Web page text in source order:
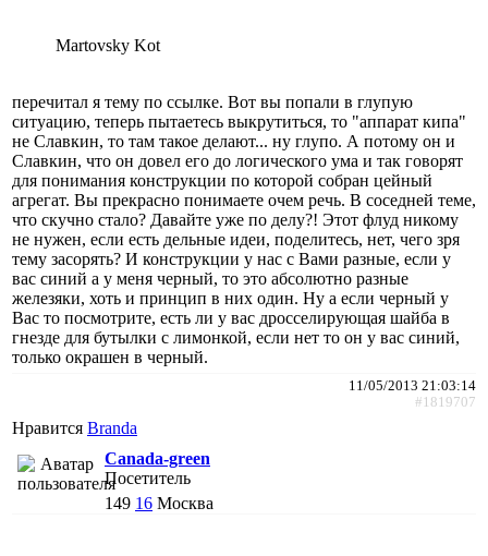
Martovsky Kot
перечитал я тему по ссылке. Вот вы попали в глупую
ситуацию, теперь пытаетесь выкрутиться, то "аппарат кипа"
не Славкин, то там такое делают... ну глупо. А потому он и
Славкин, что он довел его до логического ума и так говорят
для понимания конструкции по которой собран цейный
агрегат. Вы прекрасно понимаете очем речь. В соседней теме,
что скучно стало? Давайте уже по делу?! Этот флуд никому
не нужен, если есть дельные идеи, поделитесь, нет, чего зря
тему засорять? И конструкции у нас с Вами разные, если у
вас синий а у меня черный, то это абсолютно разные
железяки, хоть и принцип в них один. Ну а если черный у
Вас то посмотрите, есть ли у вас дросселирующая шайба в
гнезде для бутылки с лимонкой, если нет то он у вас синий,
только окрашен в черный.
11/05/2013 21:03:14
#1819707
Нравится Branda
Canada-green
Посетитель
149 16 Москва